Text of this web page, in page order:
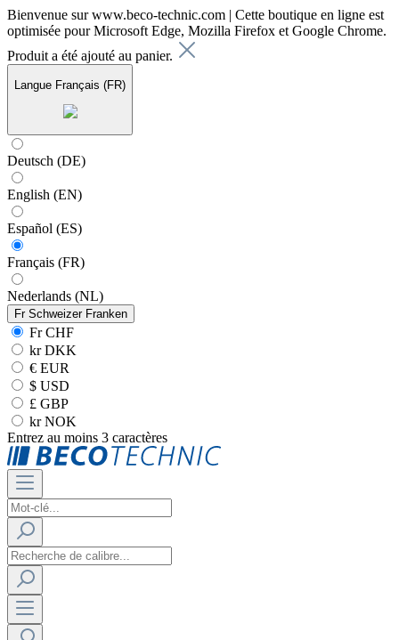
Bienvenue sur www.beco-technic.com | Cette boutique en ligne est
optimisée pour Microsoft Edge, Mozilla Firefox et Google Chrome.
Produit a été ajouté au panier.
Langue Français (FR)
Deutsch (DE)
English (EN)
Español (ES)
Français (FR)
Nederlands (NL)
Fr Schweizer Franken
Fr CHF
kr DKK
€ EUR
$ USD
£ GBP
kr NOK
Entrez au moins 3 caractères